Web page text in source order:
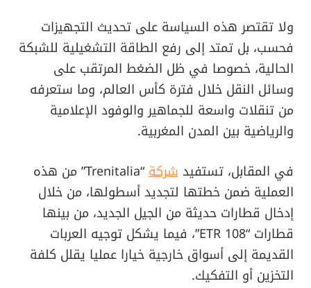
ولا تقتصر هذه السياسة على تحديث التجهيزات
فحسب، بل تمتد إلى رفع الطاقة التشغيلية للشبكة
الحالية، خصوصا في ظل الضغط المرتقب على
وسائل النقل خلال فترة كأس العالم، وما ستعرفه
من تنقلات واسعة للجماهير والوفود الإعلامية
والرياضية بين المدن المغربية.
في المقابل، تستفيدشركة
“Trenitalia” من هذه
العملية ضمن خطتها لتجديد أسطولها، من خلال
إدخال قطارات حديثة من الجيل الجديد، من بينها
قطارات “ETR 108”، فيما يشكل توجيه العربات
القديمة إلى أسواق خارجية خيارا عمليا يقلل كلفة
التخزين أو التفكيك.